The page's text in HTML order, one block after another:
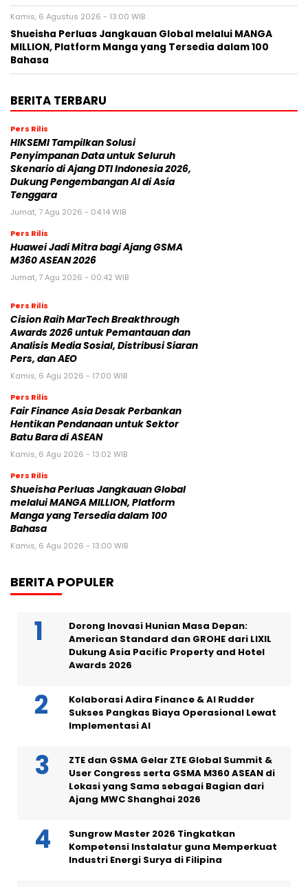
Kamis, 6 Agustus 2026 - 13:00 WIB
Shueisha Perluas Jangkauan Global melalui MANGA
MILLION, Platform Manga yang Tersedia dalam 100
Bahasa
BERITA TERBARU
Pers Rilis
HIKSEMI Tampilkan Solusi
Penyimpanan Data untuk Seluruh
Skenario di Ajang DTI Indonesia 2026,
Dukung Pengembangan AI di Asia
Tenggara
Jumat, 7 Agu 2026 - 04:14 WIB
Pers Rilis
Huawei Jadi Mitra bagi Ajang GSMA
M360 ASEAN 2026
Jumat, 7 Agu 2026 - 00:42 WIB
Pers Rilis
Cision Raih MarTech Breakthrough
Awards 2026 untuk Pemantauan dan
Analisis Media Sosial, Distribusi Siaran
Pers, dan AEO
Kamis, 6 Agu 2026 - 17:00 WIB
Pers Rilis
Fair Finance Asia Desak Perbankan
Hentikan Pendanaan untuk Sektor
Batu Bara di ASEAN
Kamis, 6 Agu 2026 - 13:02 WIB
Pers Rilis
Shueisha Perluas Jangkauan Global
melalui MANGA MILLION, Platform
Manga yang Tersedia dalam 100
Bahasa
Kamis, 6 Agu 2026 - 13:00 WIB
BERITA POPULER
Dorong Inovasi Hunian Masa Depan:
American Standard dan GROHE dari LIXIL
Dukung Asia Pacific Property and Hotel
Awards 2026
Kolaborasi Adira Finance & AI Rudder
Sukses Pangkas Biaya Operasional Lewat
Implementasi AI
ZTE dan GSMA Gelar ZTE Global Summit &
User Congress serta GSMA M360 ASEAN di
Lokasi yang Sama sebagai Bagian dari
Ajang MWC Shanghai 2026
Sungrow Master 2026 Tingkatkan
Kompetensi Instalatur guna Memperkuat
Industri Energi Surya di Filipina